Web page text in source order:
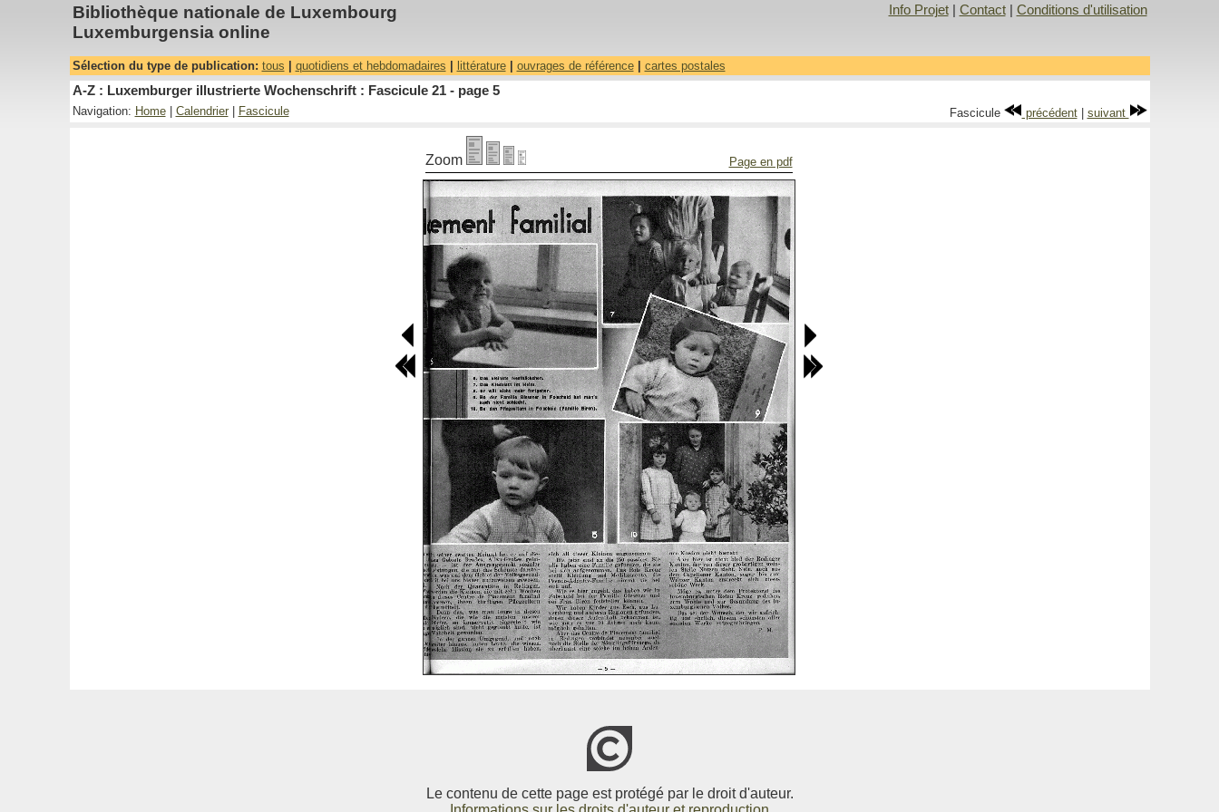
Bibliothèque nationale de Luxembourg
Luxemburgensia online
Info Projet| Contact| Conditions d'utilisation
Sélection du type de publication: tous quotidiens et hebdomadaires littérature| ouvrages de référence| cartes postales
A-Z : Luxemburger illustrierte Wochenschrift : Fascicule 21 - page 5
Navigation: Home| Calendrier| Fascicule Fascicule précédent| suivant
Zoom Page en pdf
Le contenu de cette page est protégé par le droit d'auteur.